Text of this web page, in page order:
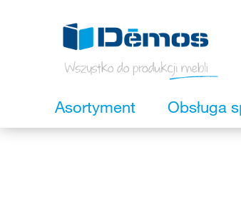
Asortyment Obsługa